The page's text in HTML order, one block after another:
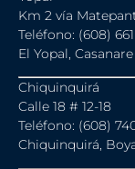
Km 2 vía
Teléfono: (608) 661
El Yopal, Casanare
Chiquinquirá
Calle 18 # 12-18
Teléfono: (608)
Chiquinquirá,